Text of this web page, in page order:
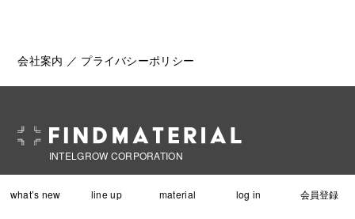
会社案内 ／ プライバシーポリシー
INTELGROW CORPORATION
what’s new line up material log in 会員登録